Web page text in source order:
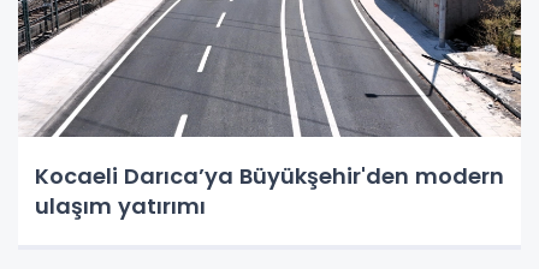
Kocaeli Darıca’ya Büyükşehir'den modern
ulaşım yatırımı